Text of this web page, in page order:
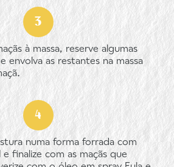
à massa, reserve algumas
envolva as restantes na massa
numa forma forrada com
finalize com as maçãs que